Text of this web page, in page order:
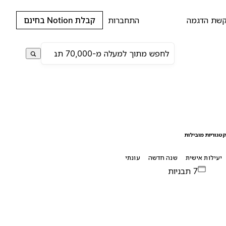
הדגמה התחברות קבלת Notion בחינם
קטגוריות מובילות
יעילות אישית שנה חדשה עונתי
7 תבניות